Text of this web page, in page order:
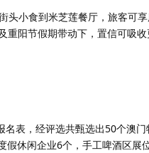
头小食到米芝莲餐厅，旅客可
重阳节假期带动下，置信可吸
表，经评选共甄选出50个澳
假休闲企业6个，手工啤酒区展